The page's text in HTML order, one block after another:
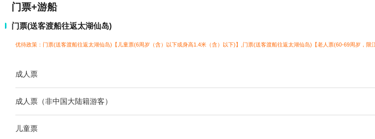
门票+游船
门票(送客渡船往返太湖仙岛)
优待政策：门票(送客渡船往返太湖仙岛)【儿童票(6周岁（含）以下或身高1.4米（含）以下)】,门票(送客渡船往返太湖仙岛)【老人票(60-69周岁，限
成人票
成人票（非中国大陆籍游客）
儿童票